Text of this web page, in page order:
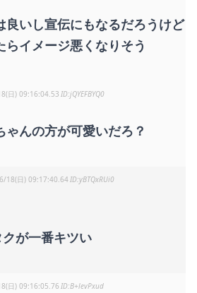
良いし宣伝にもなるだろうけど
らイメージ悪くなりそう
日) 09:16:04.53 jQYEFBYQ0
ゃんの方が可愛いだろ？
18(日) 09:17:40.64 yBTQxRUi0
が一番キツい
日) 09:16:05.76 B+levPxud